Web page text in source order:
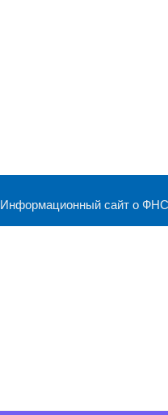
Информационный сайт о ФНС